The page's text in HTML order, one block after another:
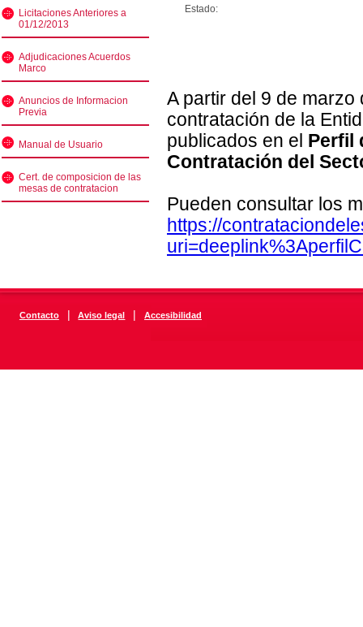
Licitaciones Anteriores a
01/12/2013
Adjudicaciones Acuerdos
Marco
Anuncios de Informacion
Previa
Manual de Usuario
Cert. de composicion de las
mesas de contratacion
Estado:
A partir del 9 de
contratación de la
publicados en el Perfil
Contratación del
Pueden consultar los
https://
Contacto | Aviso legal | Accesibilidad